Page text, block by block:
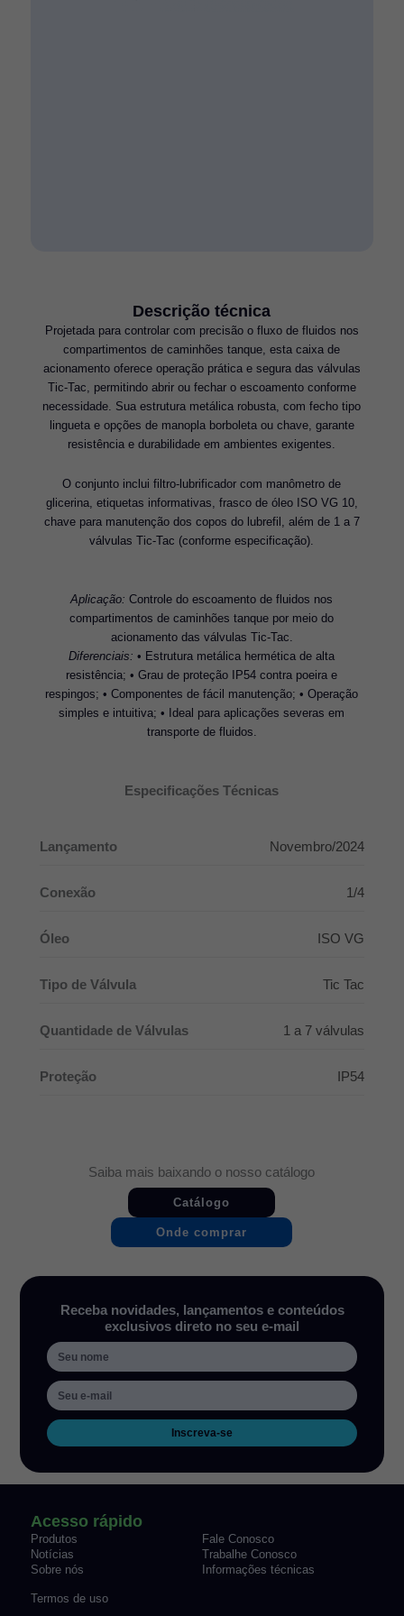
Descrição técnica
Projetada para controlar com precisão o fluxo de fluidos nos
compartimentos de caminhões tanque, esta caixa de
acionamento oferece operação prática e segura das válvulas
Tic-Tac, permitindo abrir ou fechar o escoamento conforme
necessidade. Sua estrutura metálica robusta, com fecho tipo
lingueta e opções de manopla borboleta ou chave, garante
resistência e durabilidade em ambientes exigentes.
O conjunto inclui filtro-lubrificador com manômetro de
glicerina, etiquetas informativas, frasco de óleo ISO VG 10,
chave para manutenção dos copos do lubrefil, além de 1 a 7
válvulas Tic-Tac (conforme especificação).
Aplicação: Controle do escoamento de fluidos nos
compartimentos de caminhões tanque por meio do
acionamento das válvulas Tic-Tac.
Diferenciais: • Estrutura metálica hermética de alta
resistência; • Grau de proteção IP54 contra poeira e
respingos; • Componentes de fácil manutenção; • Operação
simples e intuitiva; • Ideal para aplicações severas em
transporte de fluidos.
Especificações Técnicas
Lançamento Novembro/2024
Conexão 1/4
Óleo ISO VG
Tipo de Válvula Tic Tac
Quantidade de Válvulas 1 a 7 válvulas
Proteção IP54
Saiba mais baixando o nosso catálogo
Catálogo
Onde comprar
Receba novidades, lançamentos e conteúdos
exclusivos direto no seu e-mail
Inscreva-se
Acesso rápido
Produtos
Fale Conosco
Notícias
Trabalhe Conosco
Sobre nós
Informações técnicas
Termos de uso